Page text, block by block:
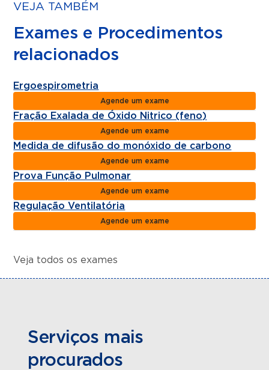
VEJA TAMBÉM
Exames e Procedimentos
relacionados
Ergoespirometria
Agende um exame
Fração Exalada de Óxido Nitrico (feno)
Agende um exame
Medida de difusão do monóxido de carbono
Agende um exame
Prova Função Pulmonar
Agende um exame
Regulação Ventilatória
Agende um exame
Veja todos os exames
Serviços mais
procurados